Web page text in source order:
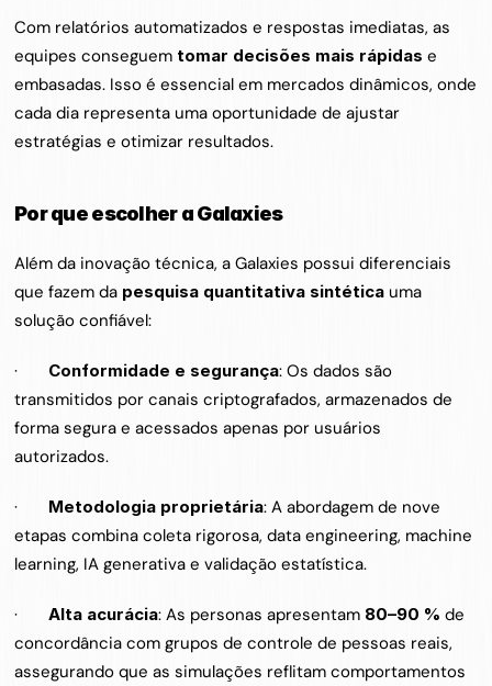
Com relatórios automatizados e respostas imediatas, as
equipes conseguem tomar decisões mais rápidas e
embasadas. Isso é essencial em mercados dinâmicos, onde
cada dia representa uma oportunidade de ajustar
estratégias e otimizar resultados.
Por que escolher a Galaxies
Além da inovação técnica, a Galaxies possui diferenciais
que fazem da pesquisa quantitativa sintética uma
solução confiável:
· Conformidade e segurança: Os dados são
transmitidos por canais criptografados, armazenados de
forma segura e acessados apenas por usuários
autorizados.
· Metodologia proprietária: A abordagem de nove
etapas combina coleta rigorosa, data engineering, machine
learning, IA generativa e validação estatística.
· Alta acurácia: As personas apresentam 80–90 % de
concordância com grupos de controle de pessoas reais,
assegurando que as simulações reflitam comportamentos